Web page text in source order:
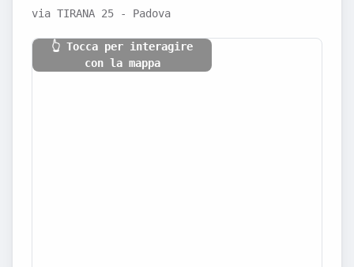
via TIRANA 25 - Padova
👆 Tocca per interagire
con la mappa